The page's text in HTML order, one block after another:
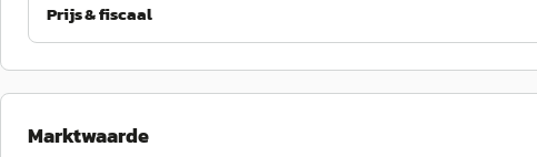
Prijs & fiscaal
Marktwaarde